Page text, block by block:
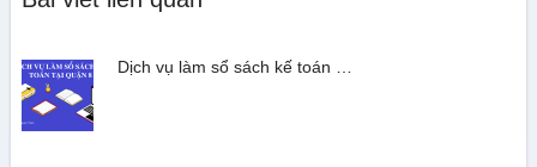
Dịch vụ làm sổ sách kế toán …